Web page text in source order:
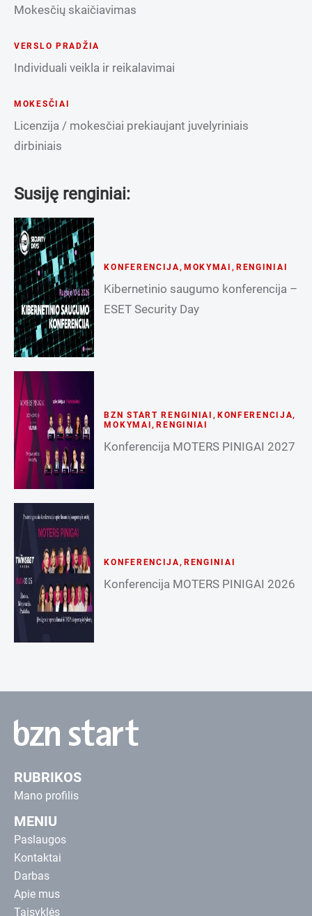
Mokesčių skaičiavimas
VERSLO PRADŽIA
Individuali veikla ir reikalavimai
MOKESČIAI
Licenzija / mokesčiai prekiaujant juvelyriniais
dirbiniais
Susiję renginiai:
KONFERENCIJA , MOKYMAI , RENGINIAI
Kibernetinio saugumo konferencija –
ESET Security Day
BZN START RENGINIAI , KONFERENCIJA,
MOKYMAI ,RENGINIAI
Konferencija MOTERS PINIGAI 2027
KONFERENCIJA, RENGINIAI
Konferencija MOTERS PINIGAI 2026
RUBRIKOS
Mano profilis
MENIU
Paslaugos
Kontaktai
Darbas
Apie mus
Taisyklės